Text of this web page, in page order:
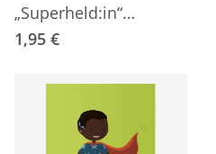
„Superheld:in“
dunkelgrün
1,95 €